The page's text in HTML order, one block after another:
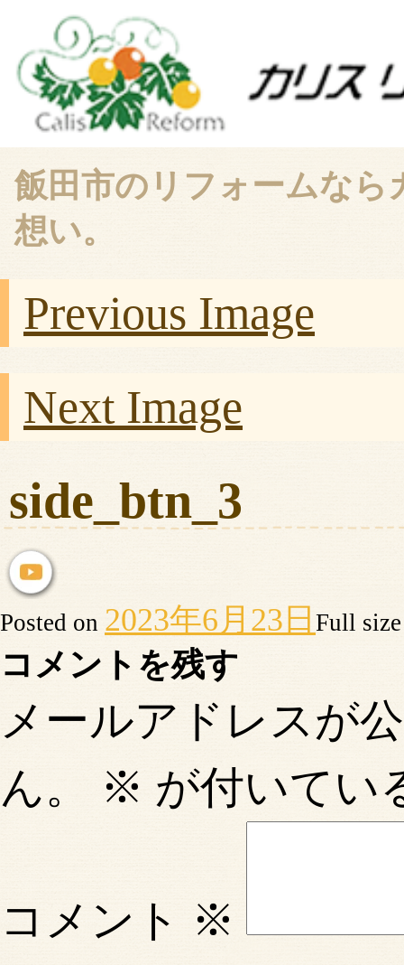
飯田市のリフォームな
想い。
Previous Image
Next Image
side_btn_3
Posted on 2023年6月23日 Full
コメントを残す
メールアドレスが
ん。
※ が付いてい
コメント ※